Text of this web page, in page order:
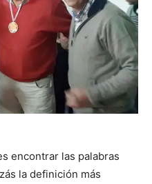
encontrar las palabras
la definición más